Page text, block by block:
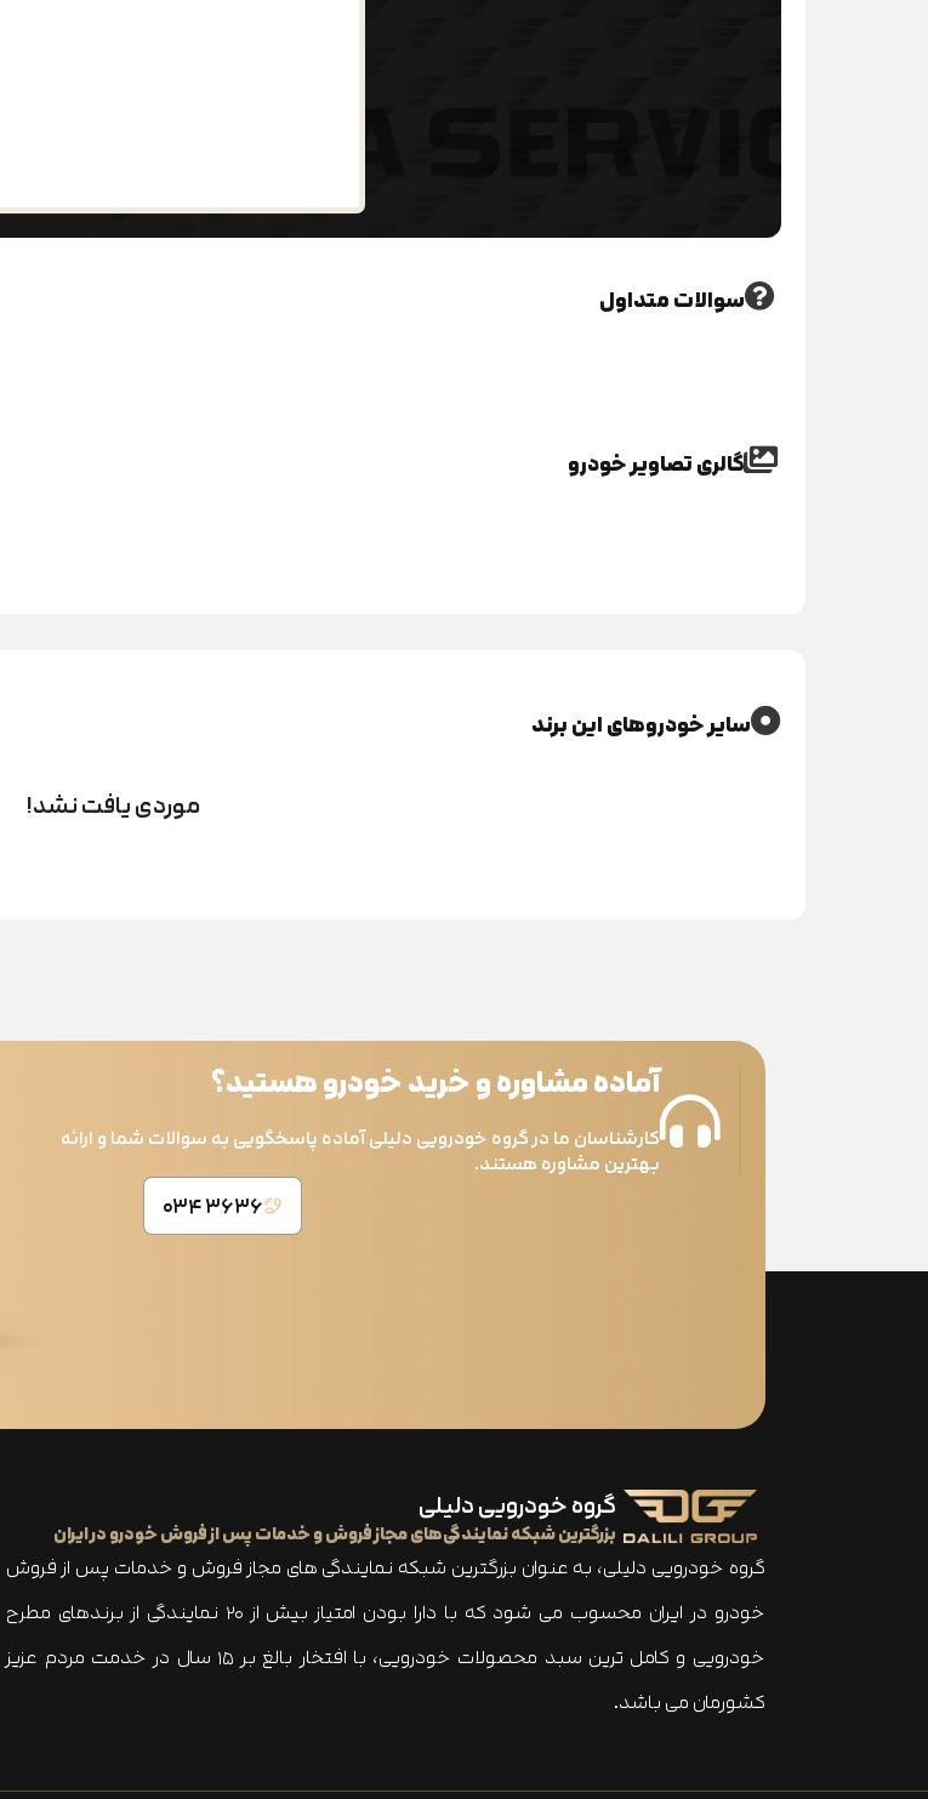
سوالات متداول
گالری تصاویر خودرو
سایر خودروهای این برند
موردی یافت نشد!
آماده مشاوره و خرید خودرو هستید؟
کارشناسان ما در گروه خودرویی دلیلی آماده پاسخگویی به سوالات شما و ارائه
بهترین مشاوره هستند.
۳۶۳۶ ۰۳۴
گروه خودرویی دلیلی
بزرگترین شبکه نمایندگی‌های مجاز فروش و خدمات پس‌ از فروش خودرو در ایران
گروه خودرویی دلیلی، به عنوان بزرگترین شبکه نمایندگی های مجاز فروش و خدمات پس از فروش
خودرو در ایران محسوب می شود که با دارا بودن امتیاز بیش از ۲۰ نمایندگی از برندهای مطرح
خودرویی و کامل ترین سبد محصولات خودرویی، با افتخار بالغ بر ۱۵ سال در خدمت مردم عزیز
کشورمان می باشد.